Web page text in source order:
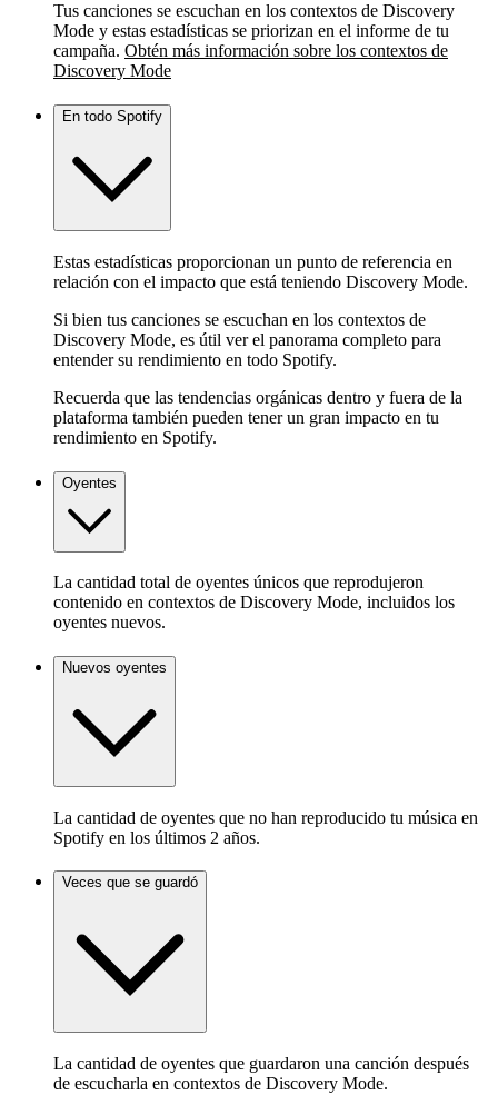
Tus canciones se escuchan en los contextos de Discovery
Mode y estas estadísticas se priorizan en el informe de tu
campaña. Obtén más información sobre los contextos de
Discovery Mode
En todo Spotify
Estas estadísticas proporcionan un punto de referencia en
relación con el impacto que está teniendo Discovery Mode.
Si bien tus canciones se escuchan en los contextos de
Discovery Mode, es útil ver el panorama completo para
entender su rendimiento en todo Spotify.
Recuerda que las tendencias orgánicas dentro y fuera de la
plataforma también pueden tener un gran impacto en tu
rendimiento en Spotify.
Oyentes
La cantidad total de oyentes únicos que reprodujeron
contenido en contextos de Discovery Mode, incluidos los
oyentes nuevos.
Nuevos oyentes
La cantidad de oyentes que no han reproducido tu música en
Spotify en los últimos 2 años.
Veces que se guardó
La cantidad de oyentes que guardaron una canción después
de escucharla en contextos de Discovery Mode.